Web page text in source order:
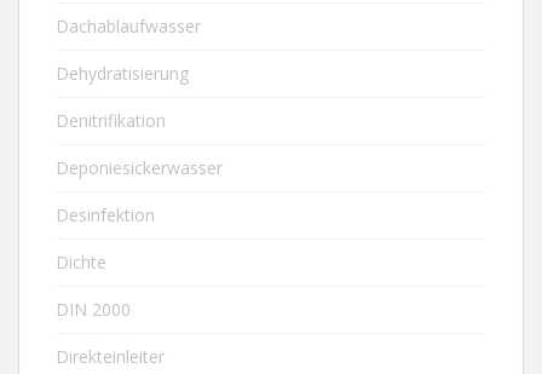
Dachablaufwasser
Dehydratisierung
Denitrifikation
Deponiesickerwasser
Desinfektion
Dichte
DIN 2000
Direkteinleiter